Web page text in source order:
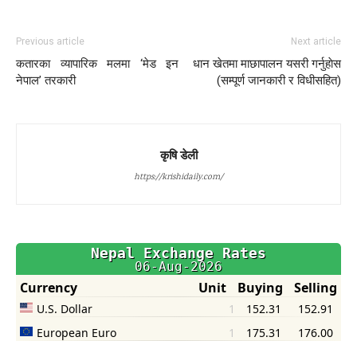
Previous article
कतारका व्यापारिक मलमा ‘मेड इन
नेपाल’ तरकारी
Next article
धान खेतमा माछापालन यसरी गर्नुहाेस
(सम्पूर्ण जानकारी र विधीसहित)
कृषि डेली
https://krishidaily.com/